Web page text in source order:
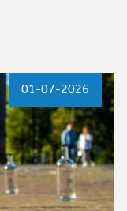
01-07-2026